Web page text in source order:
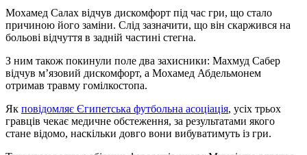
Мохамед Салах відчув дискомфорт під час гри, що стало
причиною його заміни. Слід зазначити, що він скаржився на
больові відчуття в задній частині стегна.
З ним також покинули поле два захисники: Махмуд Сабер
відчув м’язовий дискомфорт, а Мохамед Абдельмонем
отримав травму гомілкостопа.
Як повідомляє Єгипетська футбольна асоціація, усіх трьох
гравців чекає медичне обстеження, за результатами якого
стане відомо, наскільки довго вони вибуватимуть із гри.